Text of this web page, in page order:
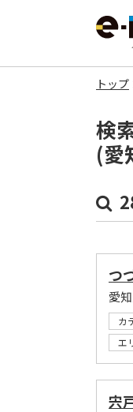
トップ
検
(愛
つ
愛
カ
エ
宍